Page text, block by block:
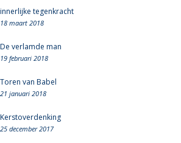
innerlijke tegenkracht
18 maart 2018
De verlamde man
19 februari 2018
Toren van Babel
21 januari 2018
Kerstoverdenking
25 december 2017